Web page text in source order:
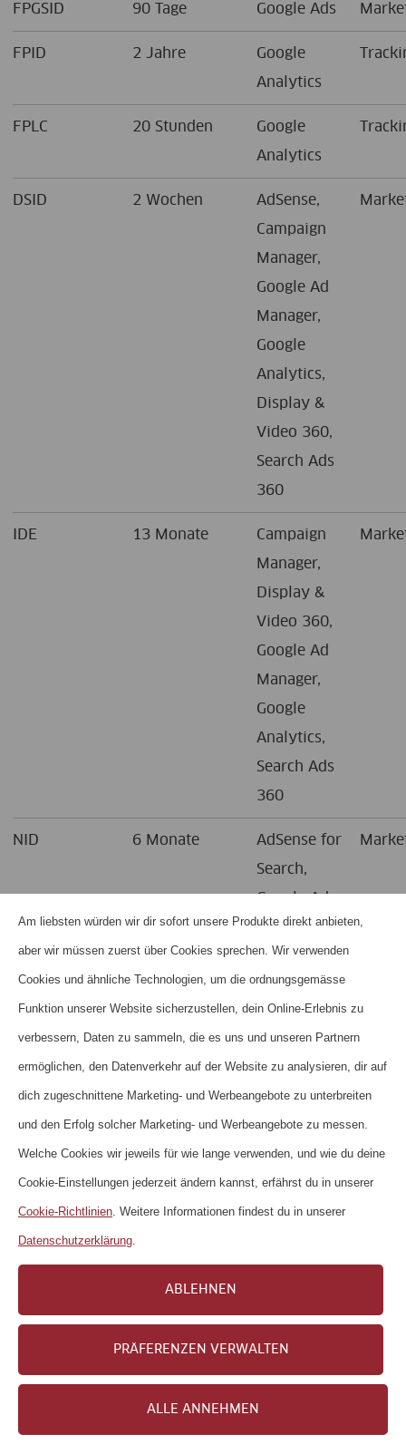
FPGSID 90 Tage Google Ads
FPID 2 Jahre
Google
Analytics
FPLC 20 Stunden
Google
Analytics
DSID 2 Wochen
AdSense,
Campaign
Manager,
Google Ad
Manager,
Google
Analytics,
Display &
Video 360,
Search Ads
360
IDE 13 Monate
Campaign
Manager,
Display &
Video 360,
Google Ad
Manager,
Google
Analytics,
Search Ads
360
NID 6 Monate
AdSense for
Search,
Google Ads
OTZ 1 Monat
Google
Analytics
HSID 2 Jahre Google
SOCS 1 Jahr 1 Monat
Used by
Google to
store a user’s
state
regarding
their cookie
_ttp 13 Monate TikTok
1 Jahr Pinterest
Am liebsten würden wir dir sofort unsere Produkte direkt anbieten,
aber wir müssen zuerst über Cookies sprechen. Wir verwenden
Cookies und ähnliche Technologien, um die ordnungsgemässe
Funktion unserer Website sicherzustellen, dein Online-Erlebnis zu
verbessern, Daten zu sammeln, die es uns und unseren Partnern
ermöglichen, den Datenverkehr auf der Website zu analysieren, dir auf
dich zugeschnittene Marketing- und Werbeangebote zu unterbreiten
und den Erfolg solcher Marketing- und Werbeangebote zu messen.
Welche Cookies wir jeweils für wie lange verwenden, und wie du deine
Cookie-Einstellungen jederzeit ändern kannst, erfährst du in unserer
Cookie-Richtlinien. Weitere Informationen findest du in unserer
Datenschutzerklärung.
ABLEHNEN
PRÄFERENZEN VERWALTEN
ALLE ANNEHMEN